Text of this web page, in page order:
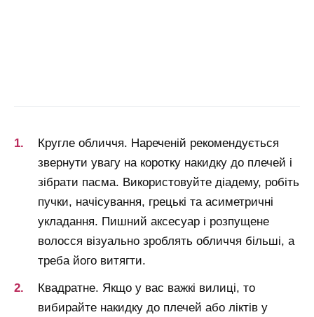
Кругле обличчя. Нареченій рекомендується
звернути увагу на коротку накидку до плечей і
зібрати пасма. Використовуйте діадему, робіть
пучки, начісування, грецькі та асиметричні
укладання. Пишний аксесуар і розпущене
волосся візуально зроблять обличчя більші, а
треба його витягти.
Квадратне. Якщо у вас важкі вилиці, то
вибирайте накидку до плечей або ліктів у